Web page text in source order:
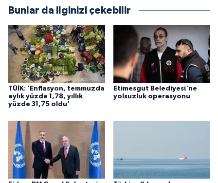
Bunlar da ilginizi çekebilir
TÜİK: 'Enflasyon, temmuzda
aylık yüzde 1,78, yıllık
yüzde 31,75 oldu'
Etimesgut Belediyesi'ne
yolsuzluk operasyonu